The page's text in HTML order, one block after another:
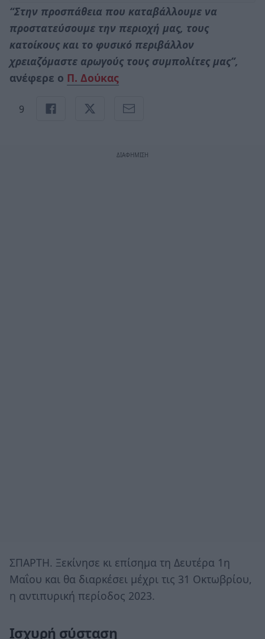
“Στην προσπάθεια που καταβάλλουμε να
προστατεύσουμε την περιοχή μας, τους
κατοίκους και το φυσικό περιβάλλον
χρειαζόμαστε αρωγούς τους συμπολίτες μας”,
ανέφερε ο Π. Δούκας
9
ΣΠΑΡΤΗ. Ξεκίνησε κι επίσημα τη Δευτέρα 1η
Μαΐου και θα διαρκέσει μέχρι τις 31 Οκτωβρίου,
η αντιπυρική περίοδος 2023.
Ισχυρή σύσταση